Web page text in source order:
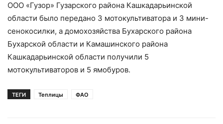
ООО «Гузор» Гузарского района Кашкадарьинской
области было передано 3 мотокультиватора и 3 мини-
сенокосилки, а домохозяйства Бухарского района
Бухарской области и Камашинского района
Кашкадарьинской области получили 5
мотокультиваторов и 5 ямобуров.
ТЕГИ Теплицы ФАО